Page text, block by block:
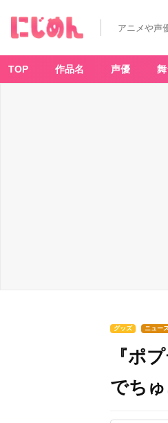
アニメや声
TOP 作品名 声優
グッズ ニュー
『ポ
でち